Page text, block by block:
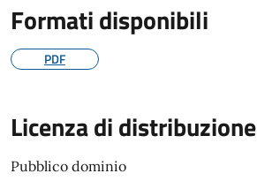
Formati disponibili
PDF
Licenza di distribuzione
Pubblico dominio